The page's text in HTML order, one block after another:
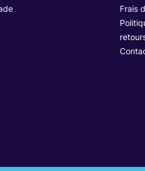
Frais